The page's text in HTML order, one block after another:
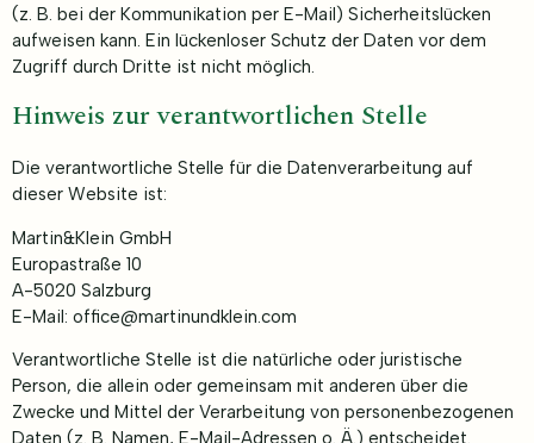
(z. B. bei der Kommunikation per E-Mail) Sicherheitslücken
aufweisen kann. Ein lückenloser Schutz der Daten vor dem
Zugriff durch Dritte ist nicht möglich.
Hinweis zur verantwortlichen Stelle
Die verantwortliche Stelle für die Datenverarbeitung auf
dieser Website ist:
Martin&Klein GmbH
Europastraße 10
A-5020 Salzburg
E-Mail: office@martinundklein.com
Verantwortliche Stelle ist die natürliche oder juristische
Person, die allein oder gemeinsam mit anderen über die
Zwecke und Mittel der Verarbeitung von personenbezogenen
Daten (z. B. Namen, E-Mail-Adressen o. Ä.) entscheidet.